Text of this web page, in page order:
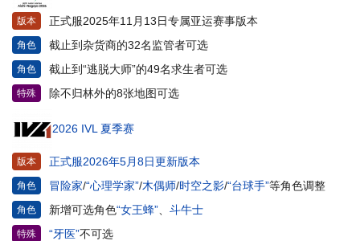
版本 正式服2025年11月13日专属亚运赛事版本
角色 截止到杂货商的32名监管者可选
角色 截止到“逃脱大师”的49名求生者可选
特殊 除不归林外的8张地图可选
2026 IVL 夏季赛
版本 正式服2026年5月8日更新版本
角色 冒险家/“心理学家”/木偶师/时空之影/“台球手”等角色调整
角色 新增可选角色“女王蜂” 斗牛士
特殊 “牙医”不可选